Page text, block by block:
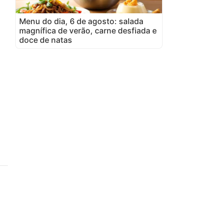
Menu do dia, 6 de agosto: salada
magnífica de verão, carne desfiada e
doce de natas